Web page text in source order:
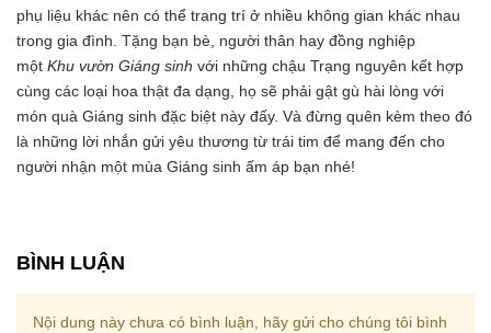
phụ liệu khác nên có thể trang trí ở nhiều không gian khác nhau
trong gia đình. Tặng bạn bè, người thân hay đồng nghiệp
một Khu vườn Giáng sinh với những chậu Trạng nguyên kết hợp
cùng các loại hoa thật đa dạng, họ sẽ phải gật gù hài lòng với
món quà Giáng sinh đặc biệt này đấy. Và đừng quên kèm theo đó
là những lời nhắn gửi yêu thương từ trái tim để mang đến cho
người nhận một mùa Giáng sinh ấm áp bạn nhé!
BÌNH LUẬN
Nội dung này chưa có bình luận, hãy gửi cho chúng tôi bình